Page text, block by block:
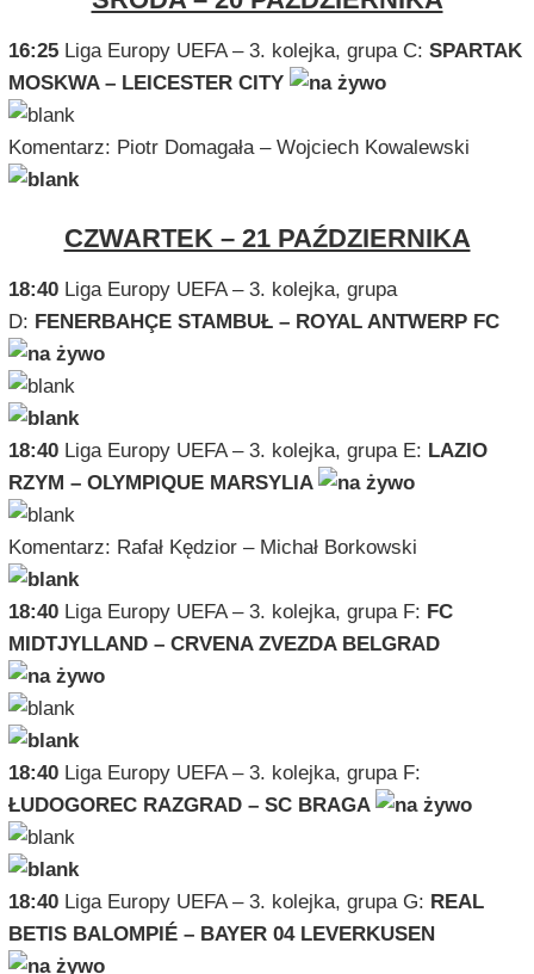
16:25Liga Europy UEFA – 3. kolejka, grupa C: SPARTAK
MOSKWA – LEICESTER CITY
Komentarz: Piotr Domagała – Wojciech Kowalewski
CZWARTEK – 21 PAŹDZIERNIKA
18:40Liga Europy UEFA – 3. kolejka, grupa
D: FENERBAHÇE STAMBUŁ – ROYAL ANTWERP FC
18:40Liga Europy UEFA – 3. kolejka, grupa E: LAZIO
RZYM – OLYMPIQUE MARSYLIA
Komentarz: Rafał Kędzior – Michał Borkowski
18:40Liga Europy UEFA – 3. kolejka, grupa F: FC
MIDTJYLLAND – CRVENA ZVEZDA BELGRAD
18:40Liga Europy UEFA – 3. kolejka, grupa F:
ŁUDOGOREC RAZGRAD – SC BRAGA
18:40Liga Europy UEFA – 3. kolejka, grupa G: REAL
BETIS BALOMPIÉ – BAYER 04 LEVERKUSEN